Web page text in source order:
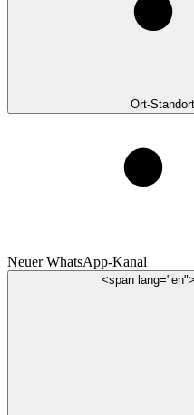
Ort-
Neuer WhatsApp-Kanal
<span